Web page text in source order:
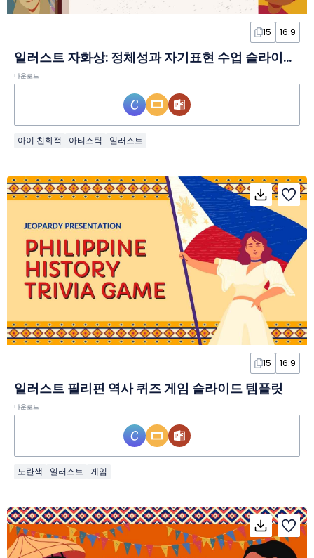
15 16:9
일러스트 자화상: 정체성과 자기표현 수업 슬라이드 템플릿
다운로드
아이 친화적 아티스틱 일러스트
15 16:9
일러스트 필리핀 역사 퀴즈 게임 슬라이드 템플릿
다운로드
노란색 일러스트 게임